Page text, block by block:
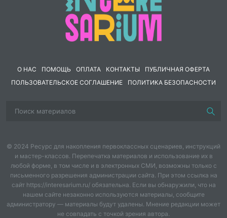
О НАС ПОМОЩЬ ОПЛАТА КОНТАКТЫ
ПУБЛИЧНАЯ ОФЕРТА
ПОЛЬЗОВАТЕЛЬСКОЕ СОГЛАШЕНИЕ
ПОЛИТИКА БЕЗОПАСНОСТИ
© 2024 Ресурс для накопления первоклассных сценариев, инструкций
и мастер-классов. Перепечатка материалов и использование их в
любой форме, в том числе и в электронных СМИ, возможны только с
письменного разрешения администрации сайта. При этом ссылка на
сайт https://interesarium.ru/ обязательна. Если вы обнаружили, что на
нашем сайте незаконно используются материалы, сообщите
администратору — материалы будут удалены. Мнение редакции может
не совпадать с точкой зрения автора.